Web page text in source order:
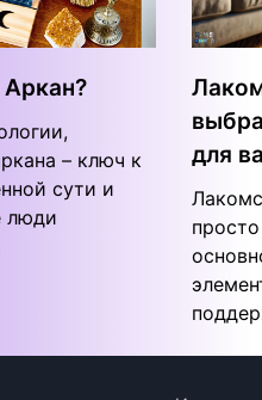
Аркан?
– ключ к
сути и
люди
для